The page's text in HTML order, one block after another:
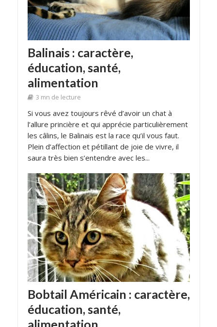
Balinais : caractère,
éducation, santé,
alimentation
3 mn de lecture
Si vous avez toujours rêvé d’avoir un chat à
l’allure princière et qui apprécie particulièrement
les câlins, le Balinais est la race qu’il vous faut.
Plein d’affection et pétillant de joie de vivre, il
saura très bien s’entendre avec les...
Bobtail Américain : caractère,
éducation, santé,
alimentation